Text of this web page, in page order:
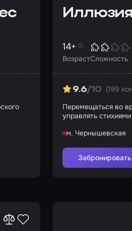
Возраст
14+
Сложность
9.6/10 (199
Перемещаться во
управлять
м. Чернышевская
Забронировать